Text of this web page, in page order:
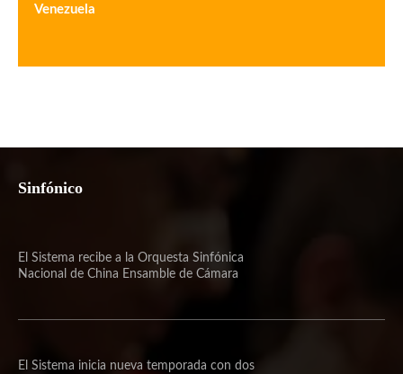
Venezuela
Sinfónico
El Sistema recibe a la Orquesta Sinfónica
Nacional de China Ensamble de Cámara
El Sistema inicia nueva temporada con dos